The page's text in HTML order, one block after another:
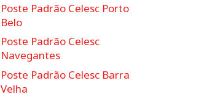
Poste Padrão Celesc Porto
Belo
Poste Padrão Celesc
Navegantes
Poste Padrão Celesc Barra
Velha